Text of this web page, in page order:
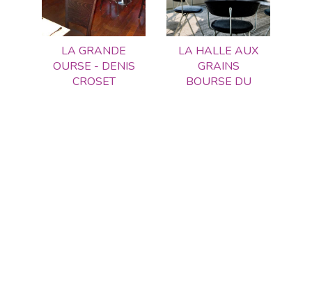
LA GRANDE
OURSE - DENIS
CROSET
LA HALLE AUX
GRAINS
BOURSE DU